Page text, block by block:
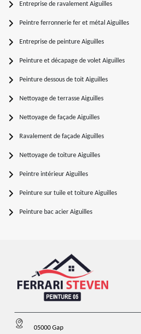
Entreprise de ravalement Aiguilles
Peintre ferronnerie fer et métal Aiguilles
Entreprise de peinture Aiguilles
Peinture et décapage de volet Aiguilles
Peinture dessous de toit Aiguilles
Nettoyage de terrasse Aiguilles
Nettoyage de façade Aiguilles
Ravalement de façade Aiguilles
Nettoyage de toiture Aiguilles
Peintre intérieur Aiguilles
Peinture sur tuile et toiture Aiguilles
Peinture bac acier Aiguilles
05000 Gap